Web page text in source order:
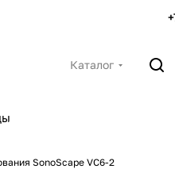
Каталог
SonoScape VC6-2